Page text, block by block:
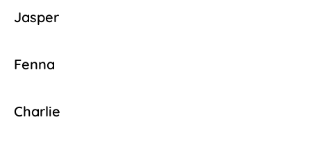
Jasper
Fenna
Charlie